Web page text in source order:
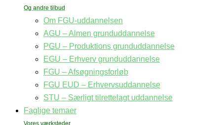
Om FGU-uddannelsen
AGU – Almen grunduddannelse
PGU – Produktions grunduddannelse
EGU – Erhverv grunduddannelse
FGU – Afsøgningsforløb
FGU EUD – Erhvervsuddannelse
STU – Særligt tilrettelagt uddannelse
Faglige temaer